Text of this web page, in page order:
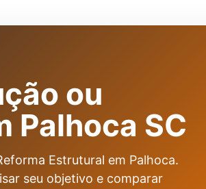
ou
Palhoca SC
Estrutural em Palhoca.
seu objetivo e comparar